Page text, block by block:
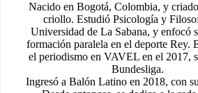
Nacido en Bogotá, Colombia, y
criollo. Estudió Psicología y
Universidad de La Sabana, y enfocó
formación paralela en el deporte Rey.
el periodismo en VAVEL en el 2017,
Bundesliga.
Ingresó a Balón Latino en 2018, con